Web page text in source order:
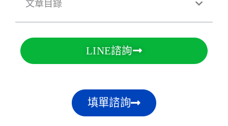
文章目錄
LINE諮詢
填單諮詢